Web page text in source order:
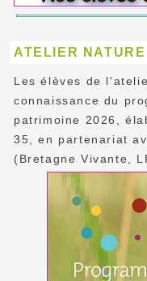
ATELIER NATURE
Les élèves de
connaissance du
patrimoine 2026,
35, en partenariat
(Bretagne Vivante,